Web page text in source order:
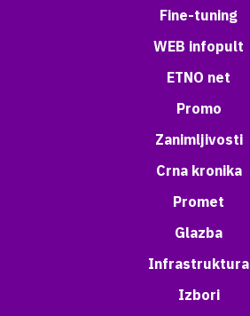
Fine-tuning
WEB infopult
ETNO net
Promo
Zanimljivosti
Crna kronika
Promet
Glazba
Infrastruktura
Izbori